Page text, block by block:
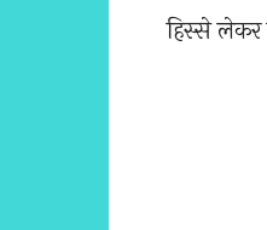
हिस्से